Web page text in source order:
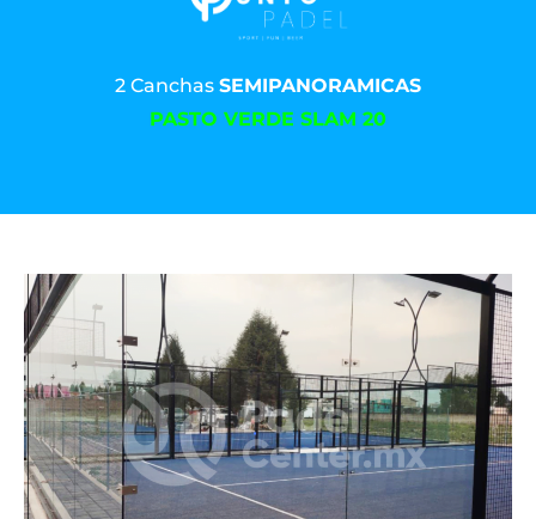
2 Canchas SEMIPANORAMICAS
PASTO VERDE SLAM 20